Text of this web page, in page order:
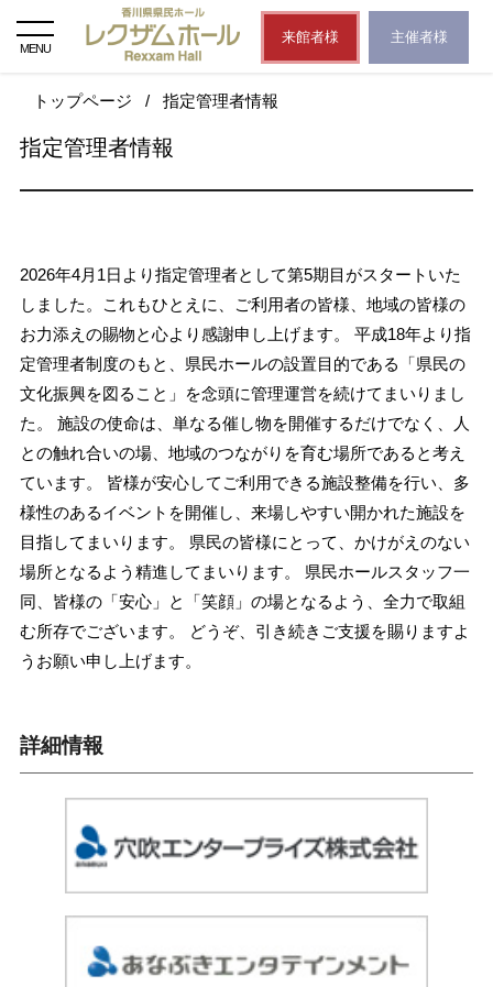
MENU
来館者様 主催者様
トップページ / 指定管理者情報
指定管理者情報
2026年4月1日より指定管理者として第5期目がスタートいた
しました。これもひとえに、ご利用者の皆様、地域の皆様の
お力添えの賜物と心より感謝申し上げます。 平成18年より指
定管理者制度のもと、県民ホールの設置目的である「県民の
文化振興を図ること」を念頭に管理運営を続けてまいりまし
た。 施設の使命は、単なる催し物を開催するだけでなく、人
との触れ合いの場、地域のつながりを育む場所であると考え
ています。 皆様が安心してご利用できる施設整備を行い、多
様性のあるイベントを開催し、来場しやすい開かれた施設を
目指してまいります。 県民の皆様にとって、かけがえのない
場所となるよう精進してまいります。 県民ホールスタッフ一
同、皆様の「安心」と「笑顔」の場となるよう、全力で取組
む所存でございます。 どうぞ、引き続きご支援を賜りますよ
うお願い申し上げます。
詳細情報